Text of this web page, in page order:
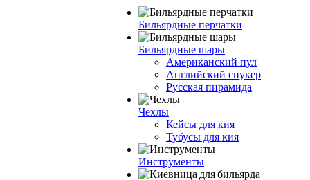
Бильярдные перчатки
Бильярдные шары
Американский пул
Английский снукер
Русская пирамида
Чехлы
Кейсы для кия
Тубусы для кия
Инструменты